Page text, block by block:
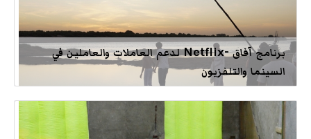
برنامج آفاق -Netflix لدعم العاملات والعاملين في
السينما والتلفزيون